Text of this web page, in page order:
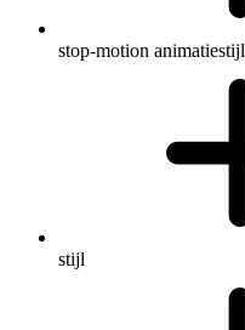
stop-motion animatiestijl
stijl